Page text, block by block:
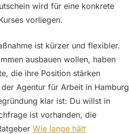
wird für eine konkrete
vorliegen.
ist kürzer und flexibler.
ausbauen wollen, haben
die ihre Position stärken
Agentur für Arbeit in Hamburg
klar ist: Du willst in
ist vorhanden, die
Wie lange hält